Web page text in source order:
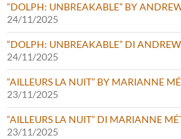
“DOLPH: UNBREAKABLE” BY
24/11/2025
“DOLPH: UNBREAKABLE” DI
24/11/2025
“AILLEURS LA NUIT” BY MARIANNE
23/11/2025
“AILLEURS LA NUIT” DI MARIANNE
23/11/2025